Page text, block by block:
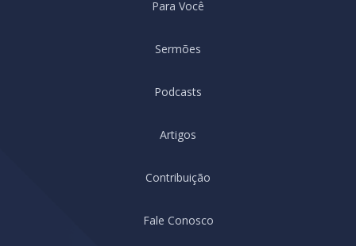
Para Você
Sermões
Podcasts
Artigos
Contribuição
Fale Conosco